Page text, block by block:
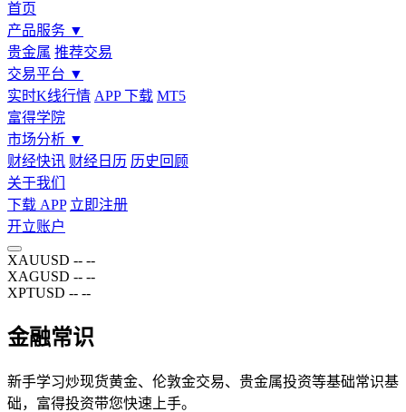
首页
产品服务 ▼
贵金属 推荐交易
交易平台 ▼
实时K线行情 APP 下载 MT5
富得学院
市场分析 ▼
财经快讯 财经日历 历史回顾
关于我们
下载 APP 立即注册
开立账户
XAUUSD -- --
XAGUSD -- --
XPTUSD -- --
金融常识
新手学习炒现货黄金、伦敦金交易、贵金属投资等基础常识基
础，富得投资带您快速上手。